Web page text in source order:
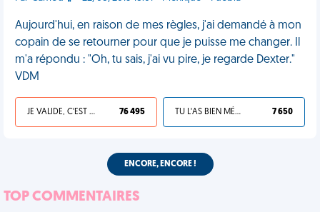
Aujourd'hui, en raison de mes règles, j'ai demandé à mon
copain de se retourner pour que je puisse me changer. Il
m'a répondu : "Oh, tu sais, j'ai vu pire, je regarde Dexter."
VDM
JE VALIDE, C'EST UNE VDM 76 495 TU L'AS BIEN MÉRITÉ 7 650
ENCORE, ENCORE !
TOP COMMENTAIRES